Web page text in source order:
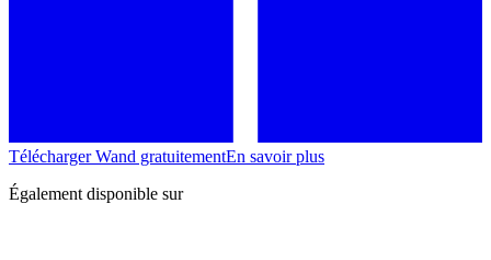
Télécharger Wand gratuitementEn savoir plus
Également disponible sur